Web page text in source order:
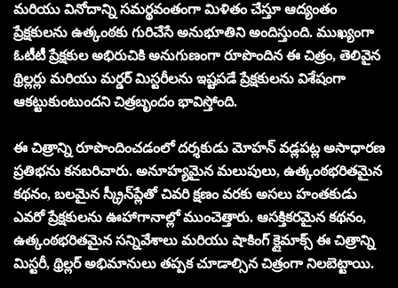
మరియు వినోదాన్ని సమర్థవంతంగా మిళితం చేస్తూ ఆద్యంతం
ప్రేక్షకులను ఉత్కంఠకు గురిచేసే అనుభూతిని అందిస్తుంది. ముఖ్యంగా
ఓటీటీ ప్రేక్షకుల అభిరుచికి అనుగుణంగా రూపొందిన ఈ చిత్రం, తెలివైన
థ్రిల్లర్లు మరియు మర్డర్ మిస్టరీలను ఇష్టపడే ప్రేక్షకులను విశేషంగా
ఆకట్టుకుంటుందని చిత్రబృందం భావిస్తోంది.
ఈ చిత్రాన్ని రూపొందించడంలో దర్శకుడు మోహన్ వడ్లపట్ల అసాధారణ
ప్రతిభను కనబరిచారు. అనూహ్యమైన మలుపులు, ఉత్కంఠభరితమైన
కథనం, బలమైన స్క్రీన్‌ప్లేతో చివరి క్షణం వరకు అసలు హంతకుడు
ఎవరో ప్రేక్షకులను ఊహాగానాల్లో ముంచెత్తారు. ఆసక్తికరమైన కథనం,
ఉత్కంఠభరితమైన సన్నివేశాలు మరియు షాకింగ్ క్లైమాక్స్ ఈ చిత్రాన్ని
మిస్టరీ, థ్రిల్లర్ అభిమానులు తప్పక చూడాల్సిన చిత్రంగా నిలబెట్టాయి.